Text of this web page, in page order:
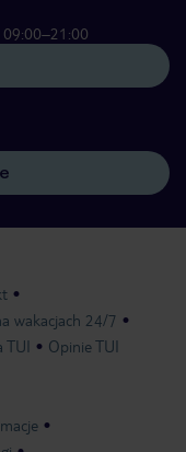
wakacjach 24/7
TUI Opinie TUI